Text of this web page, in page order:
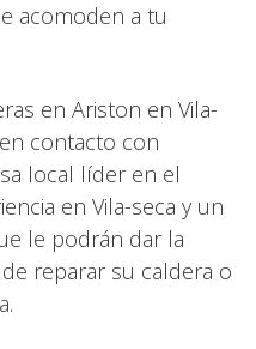
acomoden a tu
en Ariston en Vila-
contacto con
local líder en el
en Vila-seca y un
le podrán dar la
reparar su caldera o